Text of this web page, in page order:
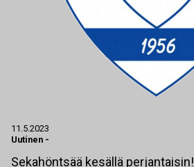
11.5.2023
Uutinen -
Sekahöntsää kesällä perjantaisin!